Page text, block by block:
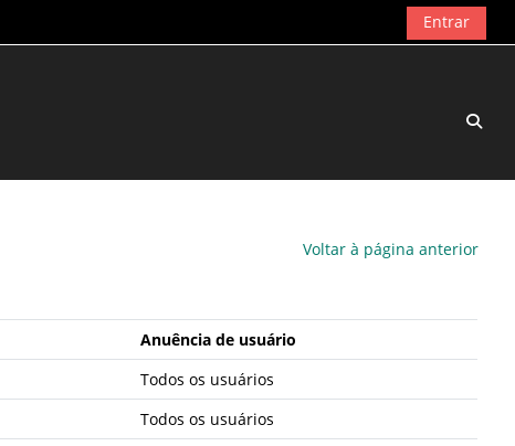
Entrar
Voltar à página anterior
Anuência de usuário
Todos os usuários
Todos os usuários